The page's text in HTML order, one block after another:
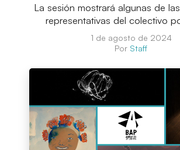
La sesión mostrará algunas de
representativas del colectivo
1 de agosto de 2024
Por Staff